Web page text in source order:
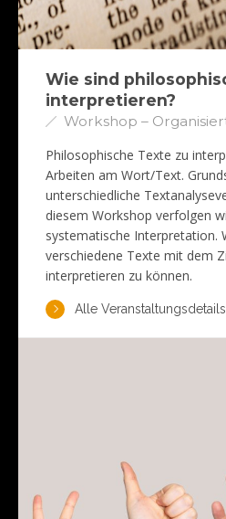
Wie sind
interpretieren?
Workshop –
Philosophische Texte zu
Arbeiten am Wort/Text.
unterschiedliche
diesem Workshop verfolgen
systematische Interpretation.
verschiedene Texte mit dem
interpretieren zu können.
Alle Veranstaltungsdetails